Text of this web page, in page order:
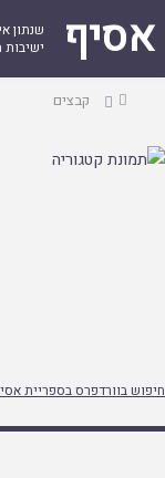
אסיף
שנתון
עמודקבצים
חיפוש בוורדפרס בספריית